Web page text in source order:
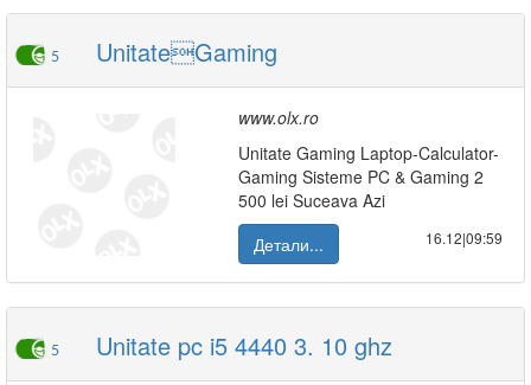
5 UnitateGaming
www.olx.ro
Unitate Gaming Laptop-Calculator-
Gaming Sisteme PC & Gaming 2
500 lei Suceava Azi
Детали...
16.12|09:59
5 Unitate pc i5 4440 3. 10 ghz